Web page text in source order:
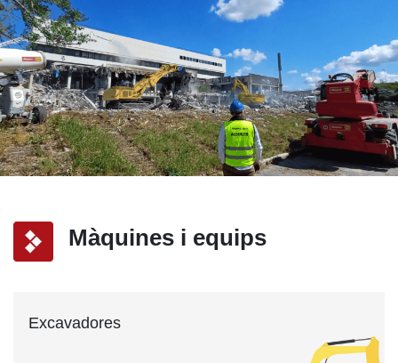
Màquines i equips
Excavadores